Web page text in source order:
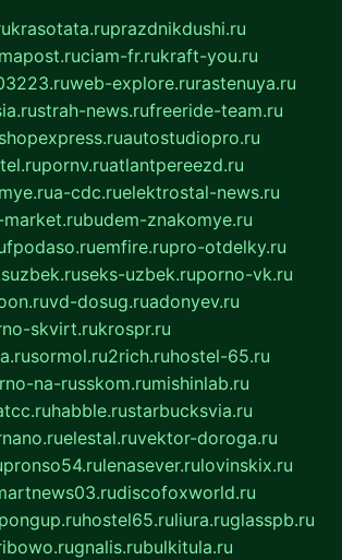
krasotata.ruprazdnikdushi.ru
ciam-fr.rukraft-you.ru
web-explore.rurastenuya.ru
strah-news.rufreeride-team.ru
autostudiopro.ru
pornv.ruatlantpereezd.ru
a-cdc.ruelektrostal-news.ru
budem-znakomye.ru
fpodaso.ruemfire.rupro-otdelky.ru
seks-uzbek.ruporno-vk.ru
vd-dosug.ruadonyev.ru
skvirt.rukrospr.ru
sormol.ru2rich.ruhostel-65.ru
na-russkom.rumishinlab.ru
habble.rustarbucksvia.ru
elestal.ruvektor-doroga.ru
pronso54.rulenasever.rulovinskix.ru
discofoxworld.ru
pongup.ruhostel65.ruliura.ruglasspb.ru
gnalis.rubulkitula.ru